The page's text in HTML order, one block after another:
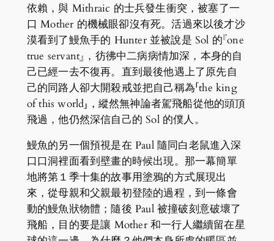
依賴，與 Mithraic 的士兵發生衝突，被塞了一
口 Mother 的機械眼卻沒有死。活過來以後才沙
漠看到了鰻魚手的 Hunter 並被說是 Sol 的『one
true servant』，彷彿中二病病情加深，本身的自
己已經一去不復再。直到最後他遇上了原先自
己的同路人卻大開殺戒並把自己稱為「the king
of this world」，縱然無神論者駕飛船從他的頭頂
飛過，他仍然深信自己的 Sol 的僕人。
鰻魚的另一個預視是在 Paul 隨同白老鼠進入深
口口洞裡面看到壁畫的時候出現。那一幕簡單
地將第１季十集的故事用塗鴉的方式展現出
來，從母親和父親最初登陸的過程，到一條會
動的鰻魚狀物體；隨後 Paul 被撞破刻意破壞了
飛船，目的要是讓 Mother 和一行人繼續留在星